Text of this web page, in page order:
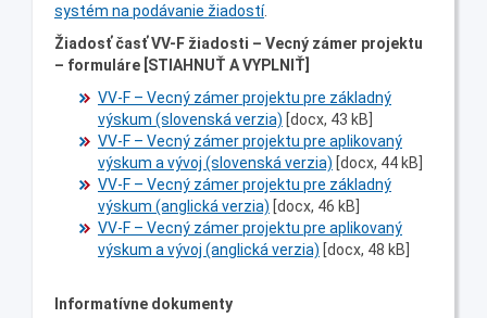
systém na podávanie žiadostí.
Žiadosť časť VV-F žiadosti – Vecný zámer projektu
– formuláre [STIAHNUŤ A VYPLNIŤ]
VV-F – Vecný zámer projektu pre základný
výskum (slovenská verzia) [docx, 43 kB]
VV-F – Vecný zámer projektu pre aplikovaný
výskum a vývoj (slovenská verzia) [docx, 44 kB]
VV-F – Vecný zámer projektu pre základný
výskum (anglická verzia) [docx, 46 kB]
VV-F – Vecný zámer projektu pre aplikovaný
výskum a vývoj (anglická verzia) [docx, 48 kB]
Informatívne dokumenty